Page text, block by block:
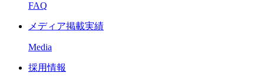
FAQ
メディア掲載実績
Media
採用情報